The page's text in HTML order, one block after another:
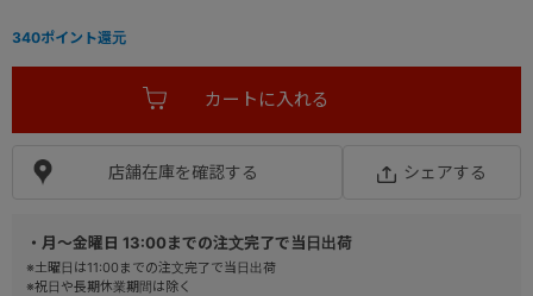
・月～金曜日 13:00までの注文完了で当日出荷
※土曜日は11:00までの注文完了で当日出荷
※祝日や長期休業期間は除く
店舗在庫を確認する シェアする
340ポイント還元